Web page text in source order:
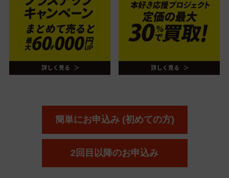
簡単にお申込み (初めての方)
2回目以降のお申込み